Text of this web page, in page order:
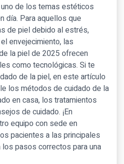
de los temas estéticos
día. Para aquellos que
de piel debido al estrés,
envejecimiento, las
la piel de 2025 ofrecen
como tecnológicas. Si te
de la piel, en este artículo
los métodos de cuidado de la
en casa, los tratamientos
de cuidado. ¡En
equipo con sede en
pacientes a las principales
pasos correctos para una